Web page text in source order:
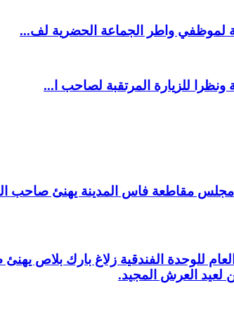
لموظفي واطر الجماعة الحضرية لف...
ونظرا للزيارة المرتقبة لصاحب ا...
فاس المدينة يهنئ صاحب الجلالة بمناسبة
العام للوحدة الفندقية زلاغ بارك بلاص
لعيد العرش المجيد.